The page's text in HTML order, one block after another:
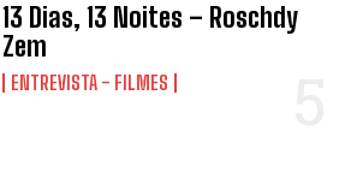
13 Dias, 13 Noites – Roschdy
Zem
ENTREVISTA - FILMES